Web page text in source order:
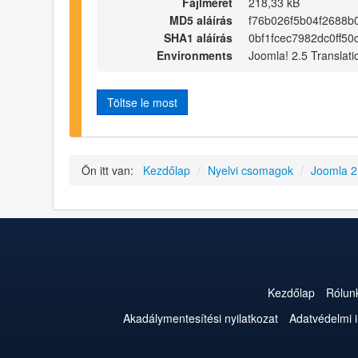
MD5 aláírás
SHA1 aláírás
Environments
Joomla! 2.5
Töltse le most
Ön itt van: Kezdőlap / Nyelvi csomagok / Joomla
Kezdőlap
Akadálymentesítési nyilatkozat
Adatvédelmi